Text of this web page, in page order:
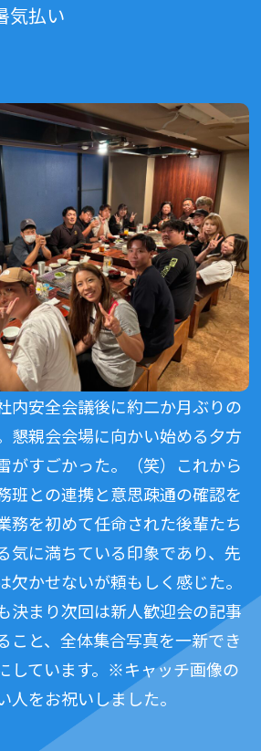
気払い
内安全会議後に約二か月ぶりの
懇親会会場に向かい始める夕方
がすごかった。（笑）これから
班との連携と意思疎通の確認を
務を初めて任命された後輩たち
気に満ちている印象であり、先
欠かせないが頼もしく感じた。
決まり次回は新人歓迎会の記事
こと、全体集合写真を一新でき
しています。※キャッチ画像の
人をお祝いしました。